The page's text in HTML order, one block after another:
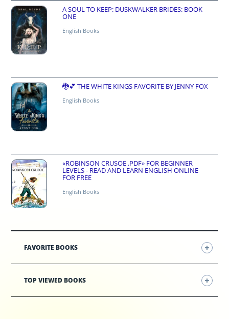
A SOUL TO KEEP: DUSKWALKER BRIDES: BOOK
ONE
English Books
🐉💕 THE WHITE KINGS FAVORITE BY JENNY FOX
English Books
«ROBINSON CRUSOE .PDF» FOR BEGINNER
LEVELS - READ AND LEARN ENGLISH ONLINE
FOR FREE
English Books
FAVORITE BOOKS
TOP VIEWED BOOKS